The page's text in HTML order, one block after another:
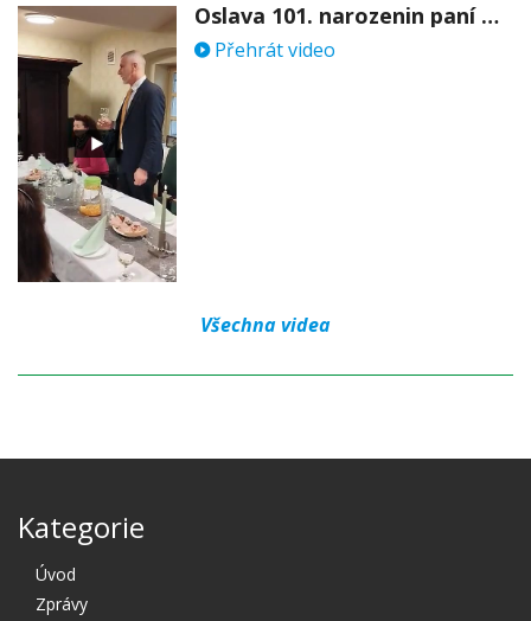
Oslava 101. narozenin paní Věry Skořepové
Přehrát video
Všechna videa
Kategorie
Úvod
Zprávy